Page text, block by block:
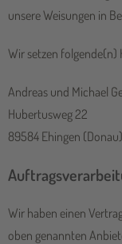
unsere Weisungen in
Wir setzen folgende(n)
Andreas und Michael
Hubertusweg 22
89584 Ehingen (Donau)
Wir haben einen
oben genannten